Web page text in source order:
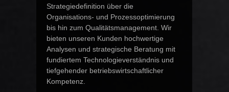
Strategiedefinition über die
Organisations- und Prozessoptimierung
bis hin zum Qualitätsmanagement. Wir
bieten unseren Kunden hochwertige
Analysen und strategische Beratung mit
fundiertem Technologieverständnis und
tiefgehender betriebswirtschaftlicher
Kompetenz.